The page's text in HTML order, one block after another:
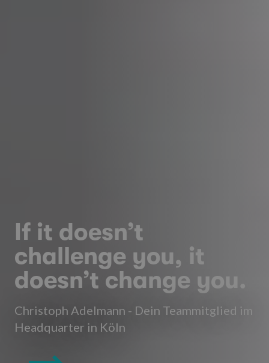
If it doesn’t
challenge you, it
doesn’t change you.
Christoph Adelmann - Dein Teammitglied im
Headquarter in Köln